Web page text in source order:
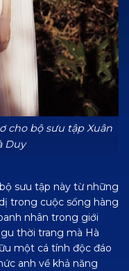
cho bộ sưu tập Xuân
Duy
sưu tập này từ những
trong cuộc sống hàng
nhân trong giới
thời trang mà Hà
một cá tính độc đáo
anh về khả năng